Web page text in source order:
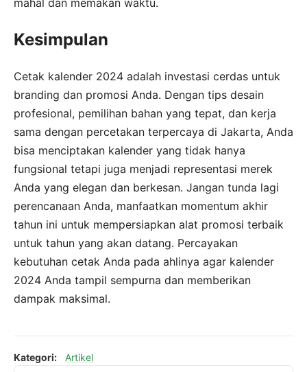
mahal dan memakan waktu.
Kesimpulan
Cetak kalender 2024 adalah investasi cerdas untuk
branding dan promosi Anda. Dengan tips desain
profesional, pemilihan bahan yang tepat, dan kerja
sama dengan percetakan terpercaya di Jakarta, Anda
bisa menciptakan kalender yang tidak hanya
fungsional tetapi juga menjadi representasi merek
Anda yang elegan dan berkesan. Jangan tunda lagi
perencanaan Anda, manfaatkan momentum akhir
tahun ini untuk mempersiapkan alat promosi terbaik
untuk tahun yang akan datang. Percayakan
kebutuhan cetak Anda pada ahlinya agar kalender
2024 Anda tampil sempurna dan memberikan
dampak maksimal.
Kategori: Artikel